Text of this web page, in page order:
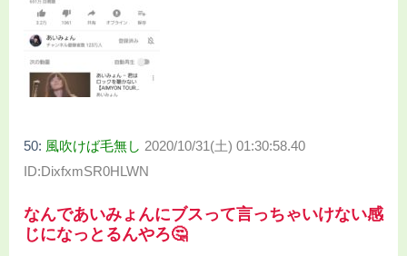
50: 風吹けば毛無し 2020/10/31(土) 01:30:58.40
ID:DixfxmSR0HLWN
なんであいみょんにブスって言っちゃいけない感
じになっとるんやろ🤔